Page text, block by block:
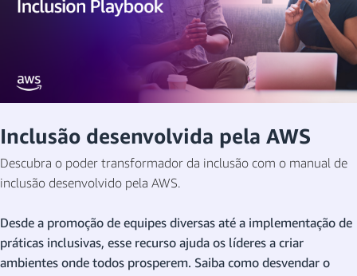
Inclusão desenvolvida pela AWS
Descubra o poder transformador da inclusão com o manual de
inclusão desenvolvido pela AWS.
Desde a promoção de equipes diversas até a implementação de
práticas inclusivas, esse recurso ajuda os líderes a criar
ambientes onde todos prosperem. Saiba como desvendar o